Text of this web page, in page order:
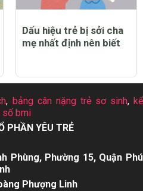
Dấu hiệu trẻ bị sởi cha
mẹ nhất định nên biết
, bảng cân nặng trẻ sơ sinh,kể
số bmi
PHẦN YÊU TRẺ
Phùng, Phường 15, Quận Phú
Phượng Linh